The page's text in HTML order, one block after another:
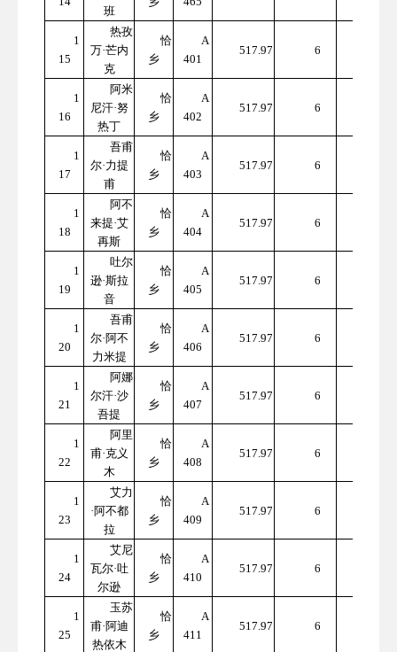
班
1
15
热孜
万·芒内
克
恰
乡
A
401
517.97 6
1
16
阿米
尼汗·努
热丁
恰
乡
A
402
517.97 6
1
17
吾甫
尔·力提
甫
恰
乡
A
403
517.97 6
1
18
阿不
来提·艾
再斯
恰
乡
A
404
517.97 6
1
19
吐尔
逊·斯拉
音
恰
乡
A
405
517.97 6
1
20
吾甫
尔·阿不
力米提
恰
乡
A
406
517.97 6
1
21
阿娜
尔汗·沙
吾提
恰
乡
A
407
517.97 6
1
22
阿里
甫·克义
木
恰
乡
A
408
517.97 6
1
23
艾力
·阿不都
拉
恰
乡
A
409
517.97 6
1
24
艾尼
瓦尔·吐
尔逊
恰
乡
A
410
517.97 6
1
25
玉苏
甫·阿迪
热依木
恰
乡
A
411
517.97 6